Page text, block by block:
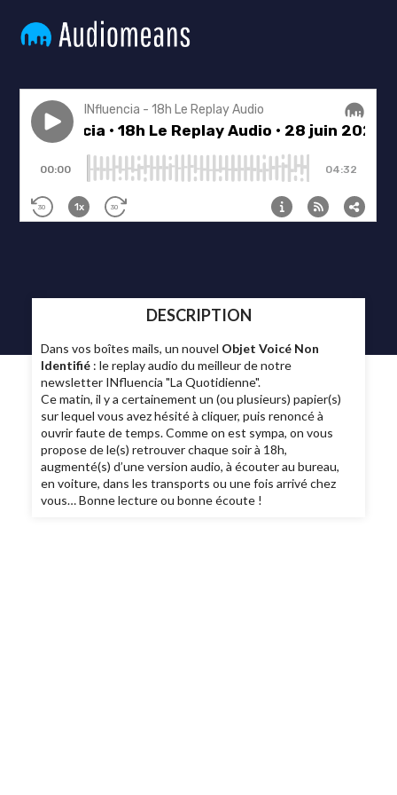
DESCRIPTION
Dans vos boîtes mails, un nouvel Objet Voicé Non
Identifié : le replay audio du meilleur de notre
newsletter INfluencia "La Quotidienne".
Ce matin, il y a certainement un (ou plusieurs) papier(s)
sur lequel vous avez hésité à cliquer, puis renoncé à
ouvrir faute de temps. Comme on est sympa, on vous
propose de le(s) retrouver chaque soir à 18h,
augmenté(s) d’une version audio, à écouter au bureau,
en voiture, dans les transports ou une fois arrivé chez
vous… Bonne lecture ou bonne écoute !